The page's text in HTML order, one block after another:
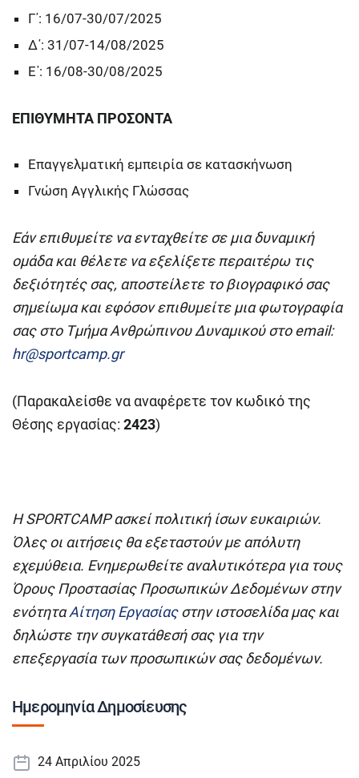
Γ΄: 16/07-30/07/2025
Δ΄: 31/07-14/08/2025
Ε΄: 16/08-30/08/2025
ΕΠΙΘΥΜΗΤΑ ΠΡΟΣΟΝΤΑ
Επαγγελματική εμπειρία σε κατασκήνωση
Γνώση Αγγλικής Γλώσσας
Εάν επιθυμείτε να ενταχθείτε σε μια δυναμική
ομάδα και θέλετε να εξελίξετε περαιτέρω τις
δεξιότητές σας, αποστείλετε το βιογραφικό σας
σημείωμα και εφόσον επιθυμείτε μια φωτογραφία
σας στο Τμήμα Ανθρώπινου Δυναμικού στο email:
hr@sportcamp.gr
(Παρακαλείσθε να αναφέρετε τον κωδικό της
Θέσης εργασίας: 2423)
Η SPORTCAMP ασκεί πολιτική ίσων ευκαιριών.
Όλες οι αιτήσεις θα εξεταστούν με απόλυτη
εχεμύθεια. Ενημερωθείτε αναλυτικότερα για τους
Όρους Προστασίας Προσωπικών Δεδομένων στην
ενότηταΑίτηση Εργασίαςστην ιστοσελίδα μας και
δηλώστε την συγκατάθεσή σας για την
επεξεργασία των προσωπικών σας δεδομένων.
Ημερομηνία Δημοσίευσης
24 Απριλίου 2025